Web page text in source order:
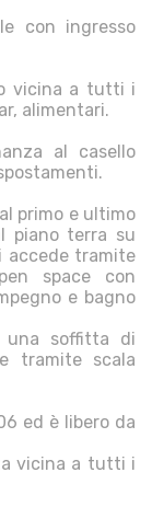
con ingresso
vicina a tutti i
alimentari.
al casello
primo e ultimo
piano terra su
accede tramite
space con
e bagno
una soffitta di
tramite scala
ed è libero da
vicina a tutti i